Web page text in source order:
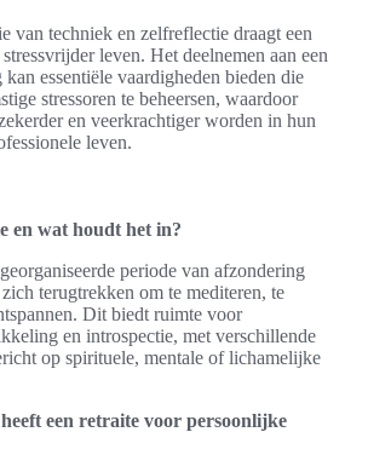
van techniek en zelfreflectie draagt een
leven. Het deelnemen aan een
essentiële vaardigheden bieden die
stressoren te beheersen, waardoor
en veerkrachtiger worden in hun
leven.
en wat houdt het in?
periode van afzondering
terugtrekken om te mediteren, te
Dit biedt ruimte voor
en introspectie, met verschillende
op spirituele, mentale of lichamelijke
een retraite voor persoonlijke